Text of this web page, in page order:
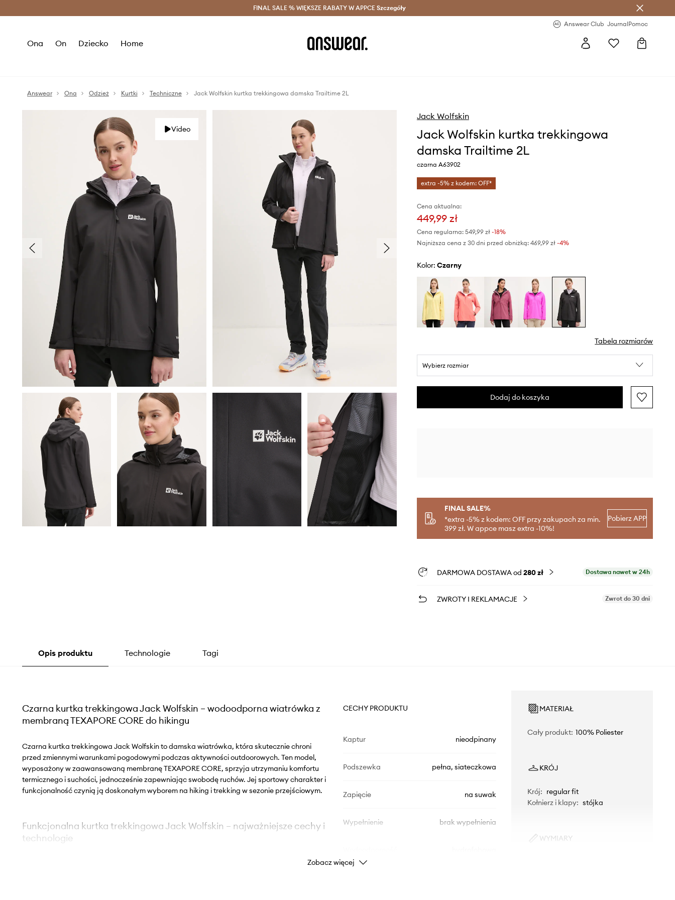
Oszczędzaj z Answear Club > Dostawa nawet w 24h >
FINAL SALE % WIĘKSZE RABATY W APPCE Szczegóły
Answear Club JournalPomoc
Ona On Dziecko Home
Answear Ona Odzież Kurtki Techniczne Jack Wolfskin kurtka trekkingowa damska Trailtime 2L
Video
Jack Wolfskin
Jack Wolfskin kurtka trekkingowa
damska Trailtime 2L
czarna A63902
extra -5% z kodem: OFF*
Cena aktualna:
449,99 zł
Cena regularna: 549,99 zł-18%
Najniższa cena z 30 dni przed obniżką: 469,99 zł -4%
Kolor: czarny
Tabela rozmiarów
Wybierz rozmiar
Dodaj do koszyka
FINAL SALE%
*extra -5% z kodem: OFF przy zakupach za min.
399 zł. W appce masz extra -10%!
Pobierz APP
DARMOWA DOSTAWA od 280 zł Dostawa nawet w 24h
ZWROTY I REKLAMACJE Zwrot do 30 dni
Opis produktu Technologie Tagi
Czarna kurtka trekkingowa Jack Wolfskin – wodoodporna wiatrówka z
membraną TEXAPORE CORE do hikingu
Czarna kurtka trekkingowa Jack Wolfskin to damska wiatrówka, która skutecznie chroni
przed zmiennymi warunkami pogodowymi podczas aktywności outdoorowych. Ten model,
wyposażony w zaawansowaną membranę TEXAPORE CORE, sprzyja utrzymaniu komfortu
termicznego i suchości, jednocześnie zapewniając swobodę ruchów. Jej sportowy charakter i
funkcjonalność czynią ją doskonałym wyborem na hiking i trekking w sezonie przejściowym.
Funkcjonalna kurtka trekkingowa Jack Wolfskin – najważniejsze cechy i
technologie
CECHY PRODUKTU
Kaptur nieodpinany
Podszewka pełna, siateczkowa
Zapięcie na suwak
Wypełnienie brak wypełnienia
MATERIAŁ
Cały produkt: 100% Poliester
KRÓJ
Krój: regular fit
Kołnierz i klapy: stójka
WYMIARY
Zobacz więcej